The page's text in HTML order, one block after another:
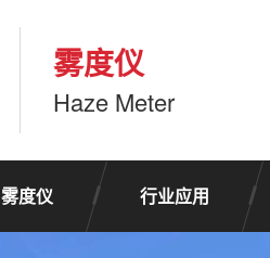
雾度仪
Haze Meter
雾度仪 行业应用